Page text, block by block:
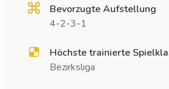
Bevorzugte Aufstellung
4-2-3-1
Höchste trainierte
Bezirksliga